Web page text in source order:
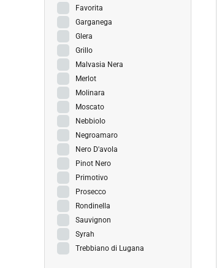
Favorita
Garganega
Glera
Grillo
Malvasia Nera
Merlot
Molinara
Moscato
Nebbiolo
Negroamaro
Nero D'avola
Pinot Nero
Primotivo
Prosecco
Rondinella
Sauvignon
Syrah
Trebbiano di Lugana